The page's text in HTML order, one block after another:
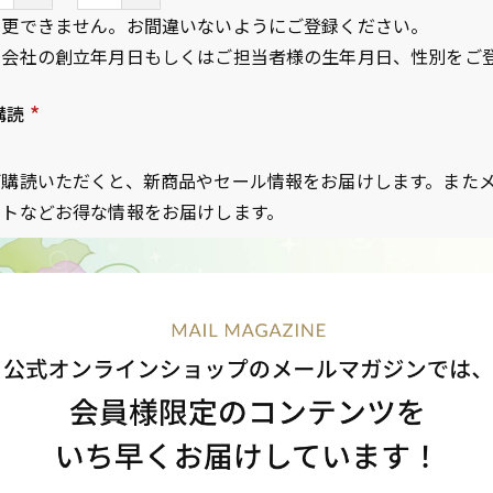
できません。お間違いないようにご登録ください。
社の創立年月日もしくはご担当者様の生年月日、性別をご
読
必
須
)
読いただくと、新商品やセール情報をお届けします。また
などお得な情報をお届けします。